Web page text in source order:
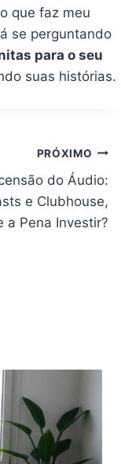
que faz meu
se perguntando
para o seu
suas histórias.
PRÓXIMO
do Áudio:
e Clubhouse,
a Pena Investir?